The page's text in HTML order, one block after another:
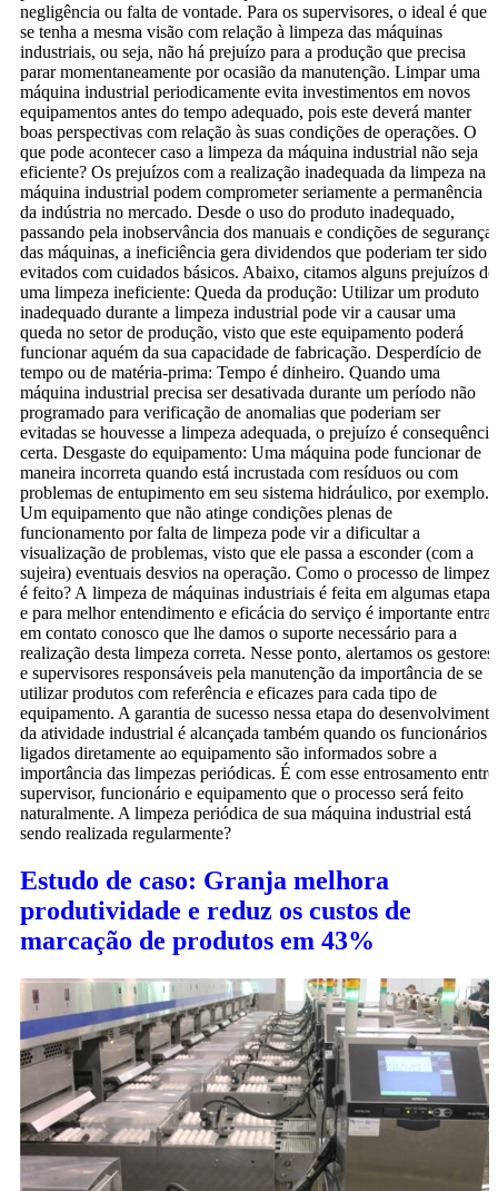
negligência ou falta de vontade. Para os supervisores, o ideal é que
se tenha a mesma visão com relação à limpeza das máquinas
industriais, ou seja, não há prejuízo para a produção que precisa
parar momentaneamente por ocasião da manutenção. Limpar uma
máquina industrial periodicamente evita investimentos em novos
equipamentos antes do tempo adequado, pois este deverá manter
boas perspectivas com relação às suas condições de operações. O
que pode acontecer caso a limpeza da máquina industrial não seja
eficiente? Os prejuízos com a realização inadequada da limpeza na
máquina industrial podem comprometer seriamente a permanência
da indústria no mercado. Desde o uso do produto inadequado,
passando pela inobservância dos manuais e condições de segurança
das máquinas, a ineficiência gera dividendos que poderiam ter sido
evitados com cuidados básicos. Abaixo, citamos alguns prejuízos de
uma limpeza ineficiente: Queda da produção: Utilizar um produto
inadequado durante a limpeza industrial pode vir a causar uma
queda no setor de produção, visto que este equipamento poderá
funcionar aquém da sua capacidade de fabricação. Desperdício de
tempo ou de matéria-prima: Tempo é dinheiro. Quando uma
máquina industrial precisa ser desativada durante um período não
programado para verificação de anomalias que poderiam ser
evitadas se houvesse a limpeza adequada, o prejuízo é consequência
certa. Desgaste do equipamento: Uma máquina pode funcionar de
maneira incorreta quando está incrustada com resíduos ou com
problemas de entupimento em seu sistema hidráulico, por exemplo.
Um equipamento que não atinge condições plenas de
funcionamento por falta de limpeza pode vir a dificultar a
visualização de problemas, visto que ele passa a esconder (com a
sujeira) eventuais desvios na operação. Como o processo de limpeza
é feito? A limpeza de máquinas industriais é feita em algumas etapas
e para melhor entendimento e eficácia do serviço é importante entrar
em contato conosco que lhe damos o suporte necessário para a
realização desta limpeza correta. Nesse ponto, alertamos os gestores
e supervisores responsáveis pela manutenção da importância de se
utilizar produtos com referência e eficazes para cada tipo de
equipamento. A garantia de sucesso nessa etapa do desenvolvimento
da atividade industrial é alcançada também quando os funcionários
ligados diretamente ao equipamento são informados sobre a
importância das limpezas periódicas. É com esse entrosamento entre
supervisor, funcionário e equipamento que o processo será feito
naturalmente. A limpeza periódica de sua máquina industrial está
sendo realizada regularmente?
Estudo de caso: Granja melhora
produtividade e reduz os custos de
marcação de produtos em 43%